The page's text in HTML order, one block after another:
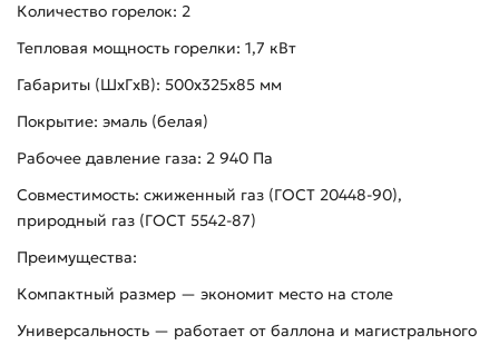
Количество горелок: 2
Тепловая мощность горелки: 1,7 кВт
Габариты (ШхГхВ): 500х325х85 мм
Покрытие: эмаль (белая)
Рабочее давление газа: 2 940 Па
Совместимость: сжиженный газ (ГОСТ 20448-90),
природный газ (ГОСТ 5542-87)
Преимущества:
Компактный размер — экономит место на столе
Универсальность — работает от баллона и магистрального